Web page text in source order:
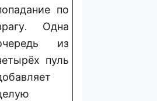
по
Одна
из
пуль